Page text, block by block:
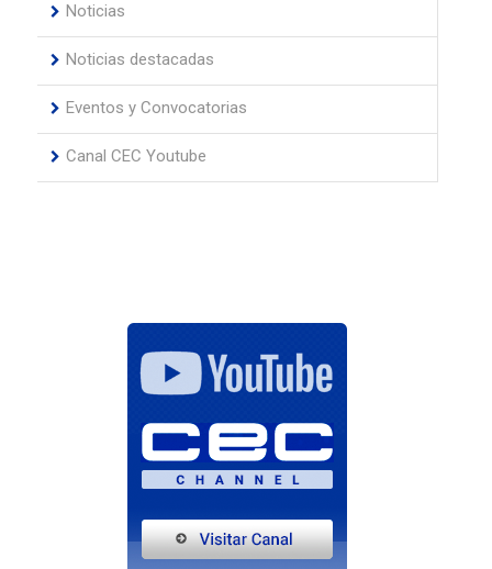
Noticias
Noticias destacadas
Eventos y Convocatorias
Canal CEC Youtube